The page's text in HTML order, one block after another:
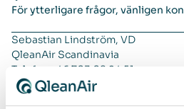
För ytterligare frågor, vänligen
Sebastian Lindström, VD
QleanAir Scandinavia
Telefon +46 703 08 94 51
E-mail: